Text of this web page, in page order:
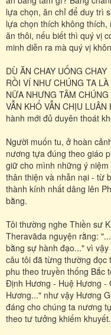
lựa chọn, ăn chỉ để duy trì
lựa chọn thích không
ăn thôi, nếu biết thì quý vị
minh diễn ra mà quý vị
DÙ ĂN CHAY UỐNG CHAY
RỒI VÍ NHƯ CHÚNG TA
NỮA NHƯNG TÂM
VẪN KHỔ VẪN CHỊU
hành mới đủ duyên thoát
Người muốn tu, ở hoàn
nương tựa đúng theo giáo
giữ cho mình những ý niệm
thân thiện và nhẫn nại - từ
thành kính nhất dâng lên
bằng.
Tôi thường nghe Thiền sư
Theravāda nguyện rằng:
bằng sự hành đạo..." vì
câu tôi đã từng thường đọc
phu theo truyền thống Bắc
Định Hương - Huệ Hương -
Hương..." như vậy Hương
đáng cho chúng ta nương
theo tư tưởng khiếm